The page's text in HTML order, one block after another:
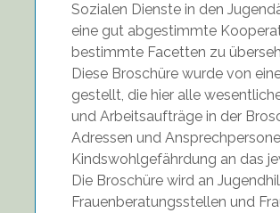
Sozialen Dienste in den
eine gut abgestimmte
bestimmte Facetten zu
Diese Broschüre wurde von
gestellt, die hier alle
und Arbeitsaufträge in der
Adressen und
Kindswohlgefährdung an das
Die Broschüre wird an
Frauenberatungsstellen und